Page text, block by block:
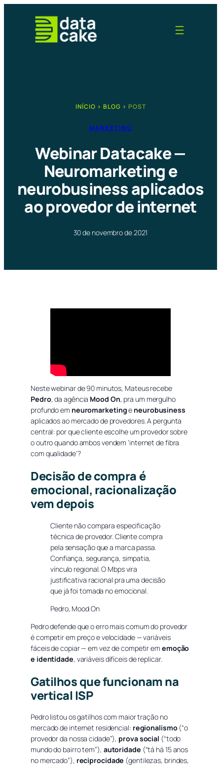
INÍCIO › BLOG › POST
MARKETING
Webinar Datacake —
Neuromarketing e
neurobusiness aplicados
ao provedor de internet
30 de novembro de 2021
Neste webinar de 90 minutos, Mateus recebe
Pedro, da agência Mood On, pra um mergulho
profundo em neuromarketinge neurobusiness
aplicados ao mercado de provedores. A pergunta
central: por que cliente escolhe um provedor sobre
o outro quando ambos vendem ‘internet de fibra
com qualidade’?
Decisão de compra é
emocional, racionalização
vem depois
Cliente não compara especificação
técnica de provedor. Cliente compra
pela sensação que a marca passa.
Confiança, segurança, simpatia,
vínculo regional. O Mbps vira
justificativa racional pra uma decisão
que já foi tomada no emocional.
Pedro, Mood On
Pedro defende que o erro mais comum do provedor
é competir em preço e velocidade — variáveis
fáceis de copiar — em vez de competir em emoção
e identidade, variáveis difíceis de replicar.
Gatilhos que funcionam na
vertical ISP
Pedro listou os gatilhos com maior tração no
mercado de internet residencial: regionalismo(“o
provedor da nossa cidade”), prova social (“todo
mundo do bairro tem”), autoridade (“tá há 15 anos
no mercado”), reciprocidade (gentilezas, brindes,